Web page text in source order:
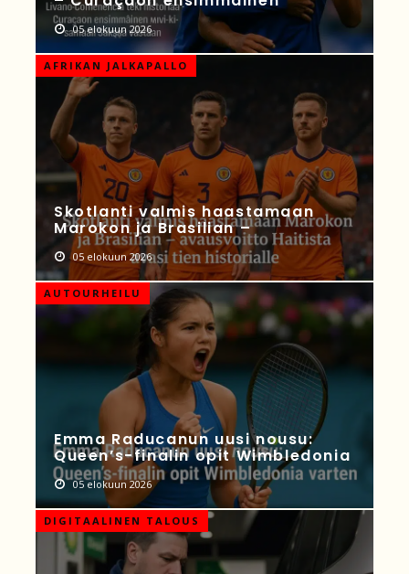
05 elokuun 2026
AFRIKAN JALKAPALLO
Skotlanti valmis haastamaan
Marokon ja Brasilian –
05 elokuun 2026
AUTOURHEILU
Emma Raducanun uusi nousu:
Queen’s-finalin opit Wimbledonia
05 elokuun 2026
DIGITAALINEN TALOUS